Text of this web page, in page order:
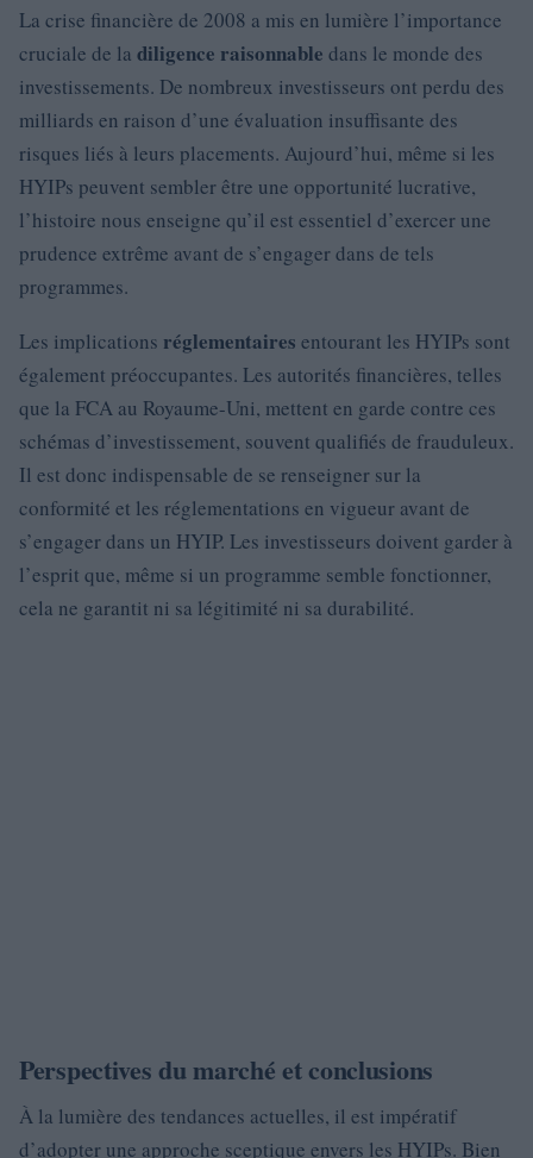
La crise financière de 2008 a mis en lumière l’importance
cruciale de la diligence raisonnable dans le monde des
investissements. De nombreux investisseurs ont perdu des
milliards en raison d’une évaluation insuffisante des
risques liés à leurs placements. Aujourd’hui, même si les
HYIPs peuvent sembler être une opportunité lucrative,
l’histoire nous enseigne qu’il est essentiel d’exercer une
prudence extrême avant de s’engager dans de tels
programmes.
Les implications réglementaires entourant les HYIPs sont
également préoccupantes. Les autorités financières, telles
que la FCA au Royaume-Uni, mettent en garde contre ces
schémas d’investissement, souvent qualifiés de frauduleux.
Il est donc indispensable de se renseigner sur la
conformité et les réglementations en vigueur avant de
s’engager dans un HYIP. Les investisseurs doivent garder à
l’esprit que, même si un programme semble fonctionner,
cela ne garantit ni sa légitimité ni sa durabilité.
Perspectives du marché et conclusions
À la lumière des tendances actuelles, il est impératif
d’adopter une approche sceptique envers les HYIPs. Bien